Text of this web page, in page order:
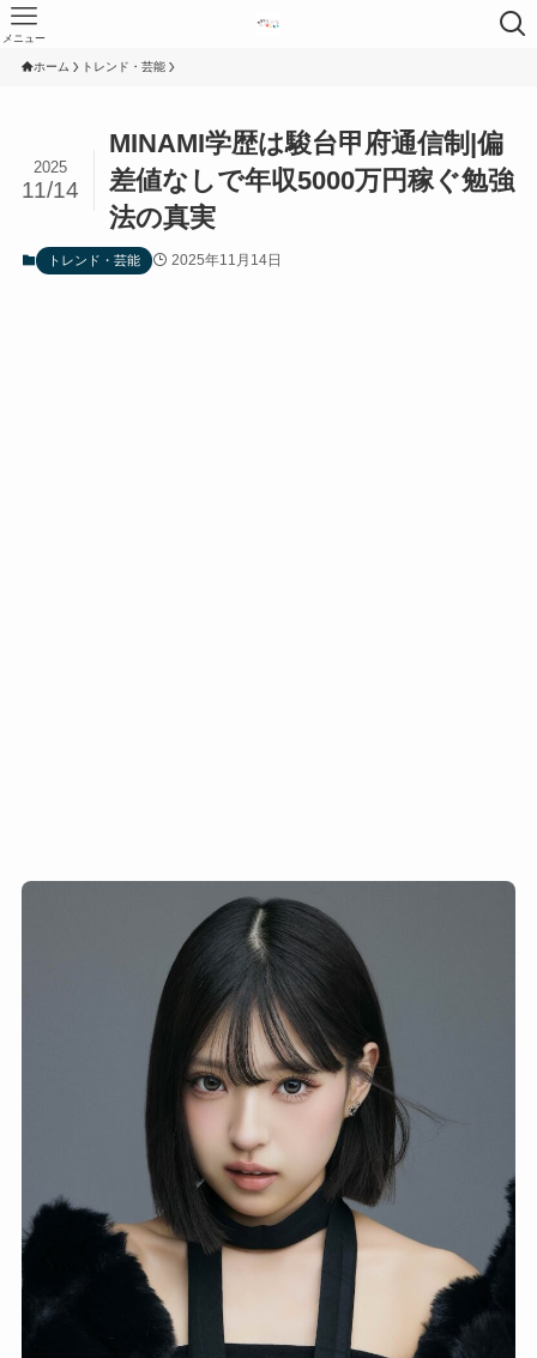
メニュー
ホーム トレンド・芸能
MINAMI学歴は駿台甲府通信制|偏
差値なしで年収5000万円稼ぐ勉強
法の真実
2025
11/14
トレンド・芸能 2025年11月14日